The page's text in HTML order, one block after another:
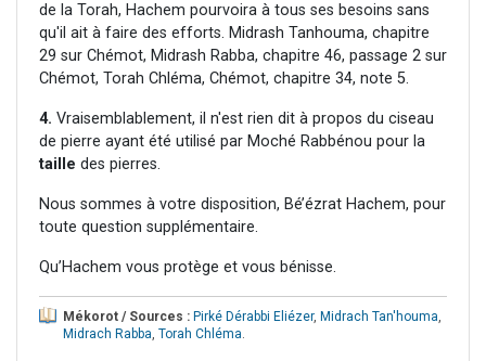
de la Torah, Hachem pourvoira à tous ses besoins sans
qu'il ait à faire des efforts. Midrash Tanhouma, chapitre
29 sur Chémot, Midrash Rabba, chapitre 46, passage 2 sur
Chémot, Torah Chléma, Chémot, chapitre 34, note 5.
4. Vraisemblablement, il n'est rien dit à propos du ciseau
de pierre ayant été utilisé par Moché Rabbénou pour la
taille des pierres.
Nous sommes à votre disposition, Bé’ézrat Hachem, pour
toute question supplémentaire.
Qu’Hachem vous protège et vous bénisse.
Mékorot / Sources : Pirké Dérabbi Eliézer, Midrach Tan'houma,
Midrach Rabba, Torah Chléma.